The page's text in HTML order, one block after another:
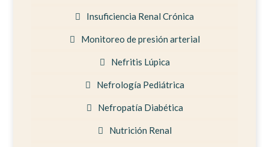
Insuficiencia Renal Crónica
Monitoreo de presión arterial
Nefritis Lúpica
Nefrología Pediátrica
Nefropatía Diabética
Nutrición Renal